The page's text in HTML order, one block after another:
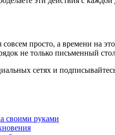
просто, а времени на
не только письменный
сетях и
своими руками